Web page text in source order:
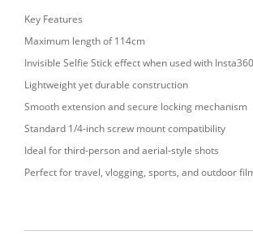
Key Features
Maximum length of 114cm
Invisible Selfie Stick effect when used with
Lightweight yet durable construction
Smooth extension and secure locking mechanism
Standard 1/4-inch screw mount compatibility
Ideal for third-person and aerial-style shots
Perfect for travel, vlogging, sports, and outdoor